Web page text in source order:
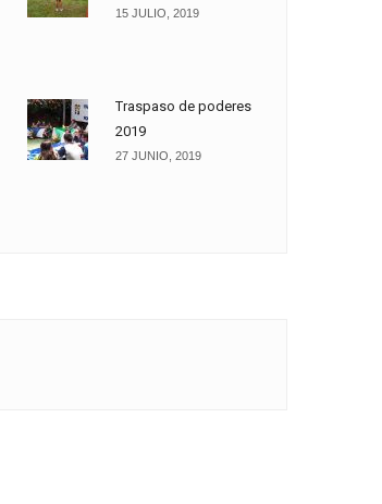
15 JULIO, 2019
Traspaso de poderes
2019
27 JUNIO, 2019